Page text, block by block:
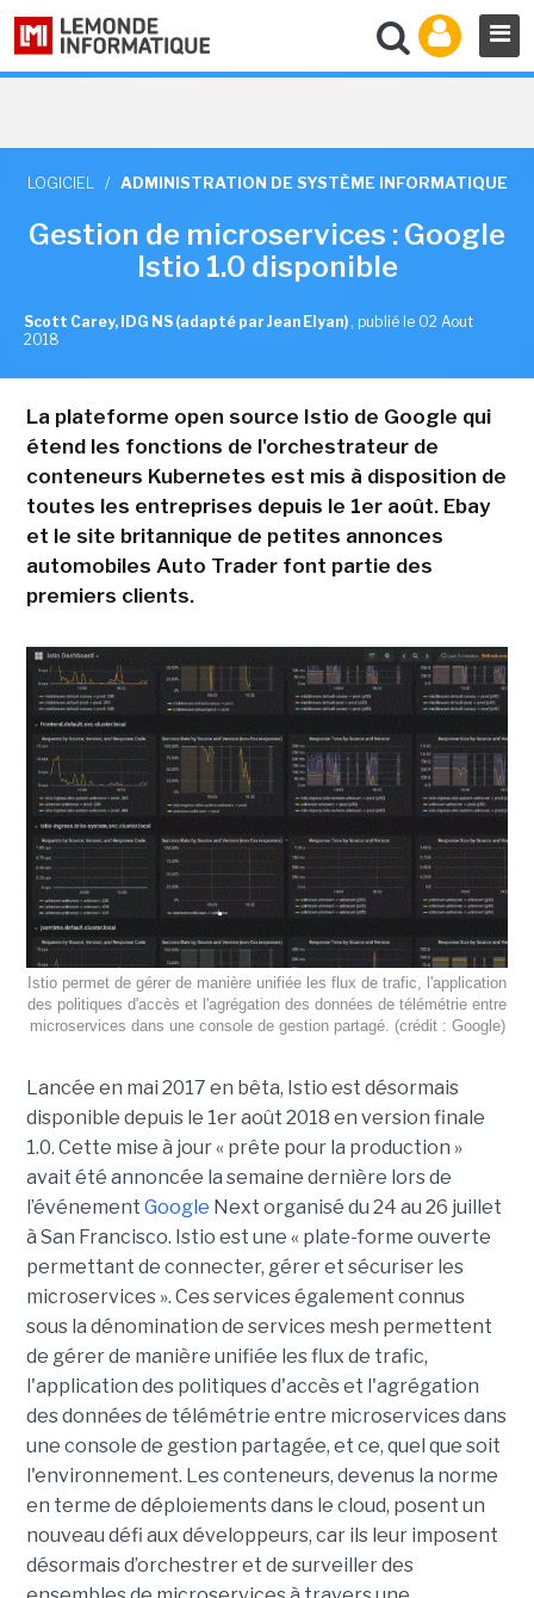
LOGICIEL / ADMINISTRATION DE SYSTÈME INFORMATIQUE
Gestion de microservices : Google
Istio 1.0 disponible
Scott Carey, IDG NS (adapté par Jean Elyan) , publié le 02 Aout
2018
La plateforme open source Istio de Google qui
étend les fonctions de l'orchestrateur de
conteneurs Kubernetes est mis à disposition de
toutes les entreprises depuis le 1er août. Ebay
et le site britannique de petites annonces
automobiles Auto Trader font partie des
premiers clients.
Istio permet de gérer de manière unifiée les flux de trafic, l'application
des politiques d'accès et l'agrégation des données de télémétrie entre
microservices dans une console de gestion partagé. (crédit : Google)
Lancée en mai 2017 en bêta, Istio est désormais
disponible depuis le 1er août 2018 en version finale
1.0. Cette mise à jour « prête pour la production »
avait été annoncée la semaine dernière lors de
l’événement Google Next organisé du 24 au 26 juillet
à San Francisco. Istio est une « plate-forme ouverte
permettant de connecter, gérer et sécuriser les
microservices ». Ces services également connus
sous la dénomination de services mesh permettent
de gérer de manière unifiée les flux de trafic,
l'application des politiques d'accès et l'agrégation
des données de télémétrie entre microservices dans
une console de gestion partagée, et ce, quel que soit
l'environnement. Les conteneurs, devenus la norme
en terme de déploiements dans le cloud, posent un
nouveau défi aux développeurs, car ils leur imposent
désormais d’orchestrer et de surveiller des